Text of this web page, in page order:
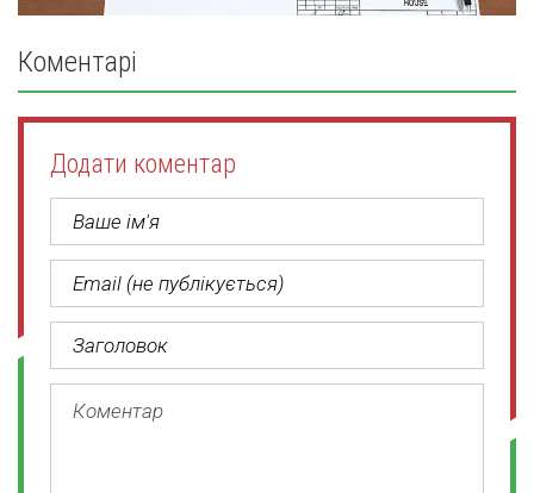
Коментарі
Додати коментар